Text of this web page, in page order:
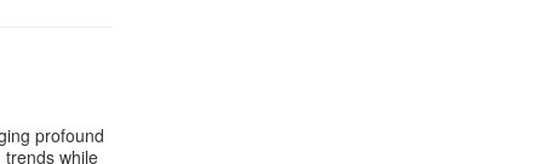
profound
while